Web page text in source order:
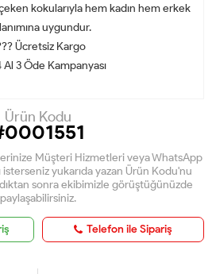
çeken kokularıyla hem kadın hem erkek
uygundur.
Ücretsiz Kargo
Al 3 Öde Kampanyası
Ürün Kodu
Müşteri Hizmetleri veya WhatsApp
yukarıda yazan Ürün Kodu'nu
sonra ekibimizle görüştüğünüzde
paylaşabilirsiniz.
Telefon ile Sipariş